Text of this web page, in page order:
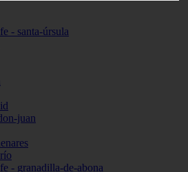
- santa-úrsula
juan
- granadilla-de-abona